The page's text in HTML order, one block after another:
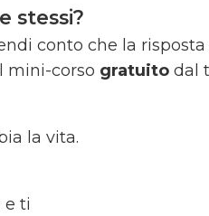
stessi?
conto che la
mini-corso gratuito dal
la vita.
e ti